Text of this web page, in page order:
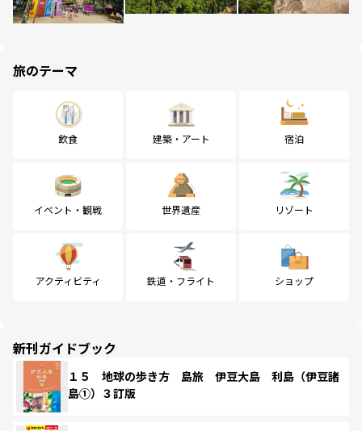
旅のテーマ
飲食 建築・アート 宿泊
イベント・観戦 世界遺産 リゾート
アクティビティ 鉄道・フライト ショップ
新刊ガイドブック
１５ 地球の歩き方 島旅 伊豆大島 利島（伊豆諸
島①）３訂版